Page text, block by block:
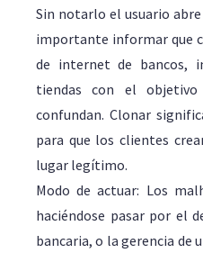
Sin notarlo el usuario
importante informar que
de internet de bancos,
tiendas con el
confundan. Clonar
para que los clientes
lugar legítimo.
Modo de actuar: Los
haciéndose pasar por el
bancaria, o la gerencia de